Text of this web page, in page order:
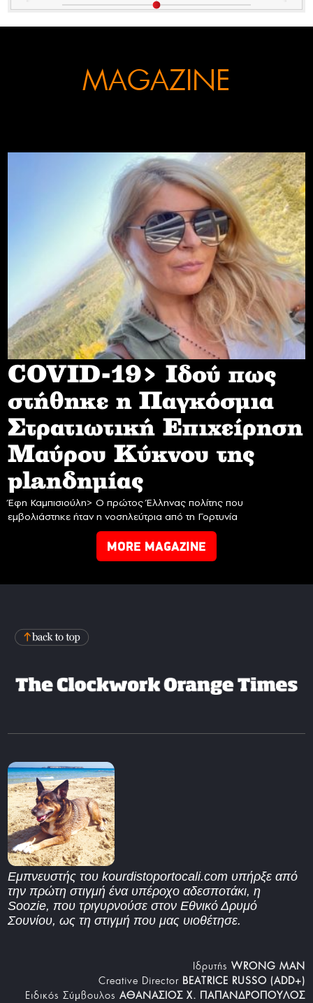
MAGAZINE
COVID-19> Iδού πως
στήθηκε η Παγκόσμια
Στρατιωτική Επιχείρηση
Mαύρου Κύκνου της
planδημίας
Έφη Καμπισιούλη> Ο πρώτος Έλληνας πολίτης που
εμβολιάστηκε ήταν η νοσηλεύτρια από τη Γορτυνία
MORE MAGAZINE
Εμπνευστής του kourdistoportocali.com υπήρξε από
την πρώτη στιγμή ένα υπέροχο αδεσποτάκι, η
Soozie, που τριγυρνούσε στον Εθνικό Δρυμό
Σουνίου, ως τη στιγμή που μας υιοθέτησε.
Iδρυτής WRONG MAN
Creative Director BEATRICE RUSSO (ADD+)
Ειδικός Σύμβουλος ΑΘΑΝΑΣΙΟΣ Χ. ΠΑΠΑΝΔΡΟΠΟΥΛΟΣ